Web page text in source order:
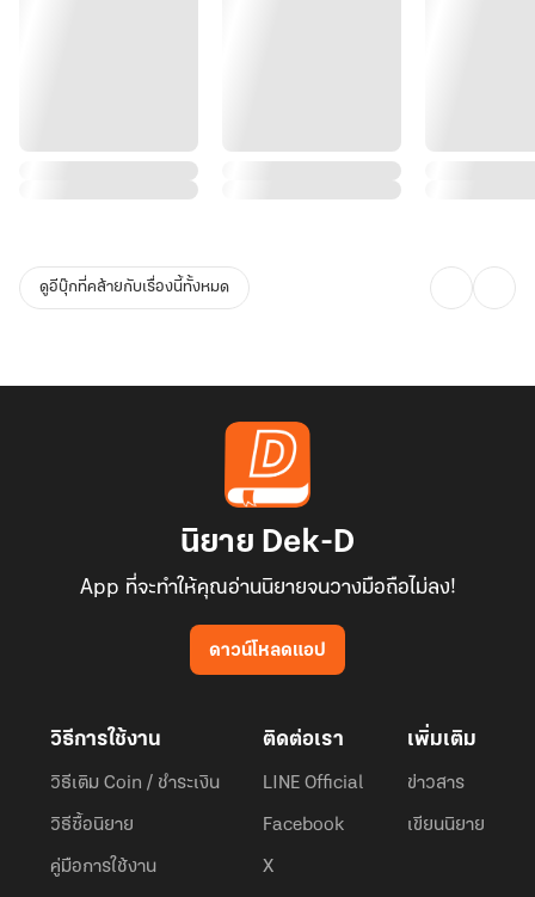
ดูอีบุ๊กที่คล้ายกับเรื่องนี้ทั้งหมด
นิยาย Dek-D
App ที่จะทำให้คุณอ่านนิยายจนวางมือถือไม่ลง!
ดาวน์โหลดแอป
วิธีการใช้งาน
วิธีเติม Coin / ชำระเงิน
วิธีซื้อนิยาย
คู่มือการใช้งาน
ติดต่อเรา
LINE Official
Facebook
X
เพิ่มเติม
ข่าวสาร
เขียนนิยาย